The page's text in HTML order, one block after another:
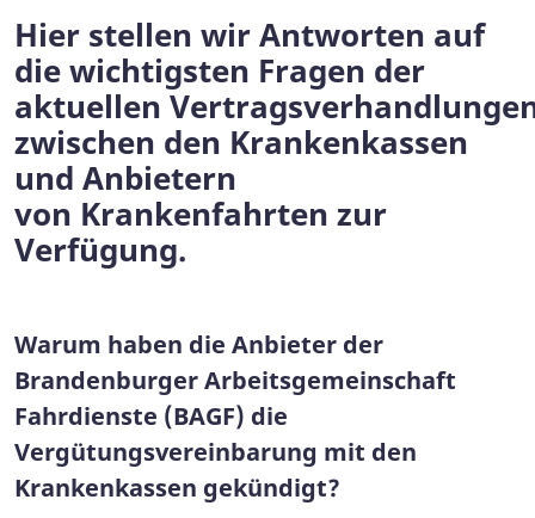
Hier stellen wir Antworten auf
die wichtigsten Fragen der
aktuellen
zwischen den Krankenkassen
und Anbietern
von Krankenfahrten zur
Verfügung.
Warum haben die Anbieter der
Brandenburger Arbeitsgemeinschaft
Fahrdienste (BAGF) die
Vergütungsvereinbarung mit den
Krankenkassen gekündigt?